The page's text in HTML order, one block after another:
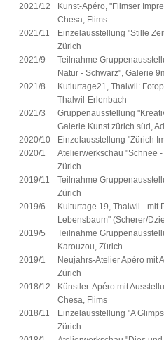
2021/12
Kunst-Apéro, "Flimser
Chesa, Flims
2021/11
Einzelausstellung "Stille
Zürich
2021/9
Teilnahme
Natur - Schwarz", Galerie
2021/8
Kutlurtage21, Thalwil:
Thalwil-Erlenbach
2021/3
Gruppenausstellung
Galerie Kunst zürich süd,
2020/10
Einzelausstellung "Zürich
2020/1
Atelierwerkschau "Schnee
Zürich
2019/11
Teilnahme
Zürich
2019/6
Kulturtage 19, Thalwil - mit
Lebensbaum" (Scherer/
2019/5
Teilnahme
Karouzou, Zürich
2019/1
Neujahrs-Atelier Apéro mit
Zürich
2018/12
Künstler-Apéro mit
Chesa, Flims
2018/11
Einzelausstellung "A
Zürich